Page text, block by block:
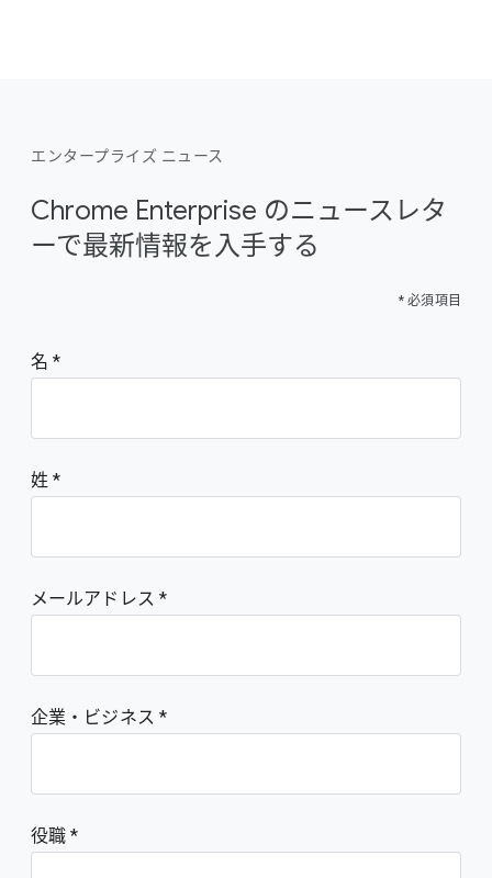
エンタープライズ ニュース
Chrome Enterprise のニュースレタ
ーで最新情報を入手する
* 必須項目
名
姓
メールアドレス
企業・ビジネス
役職